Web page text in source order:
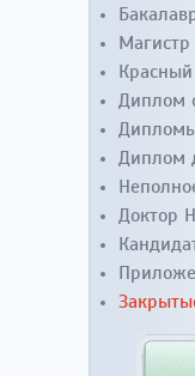
Магистр
Диплом
Диплом
Доктор